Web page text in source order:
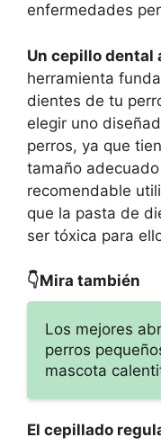
enfermedades
Un cepillo dental
herramienta
dientes de tu
elegir uno
perros, ya que
tamaño
recomendable
que la pasta de
ser tóxica para
👇Mira también
Los mejores
perros
mascota
El cepillado